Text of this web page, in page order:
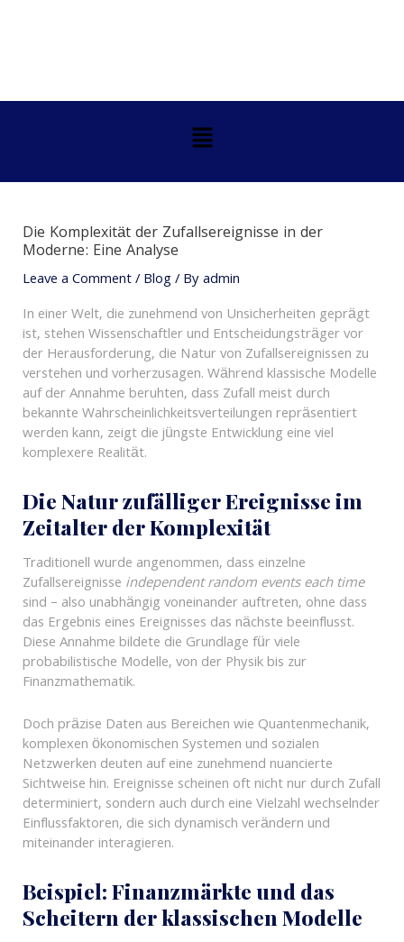
Menu
Die Komplexität der Zufallsereignisse in der
Moderne: Eine Analyse
Leave a Comment/Blog/ Byadmin
In einer Welt, die zunehmend von Unsicherheiten geprägt
ist, stehen Wissenschaftler und Entscheidungsträger vor
der Herausforderung, die Natur von Zufallsereignissen zu
verstehen und vorherzusagen. Während klassische Modelle
auf der Annahme beruhten, dass Zufall meist durch
bekannte Wahrscheinlichkeitsverteilungen repräsentiert
werden kann, zeigt die jüngste Entwicklung eine viel
komplexere Realität.
Die Natur zufälliger Ereignisse im
Zeitalter der Komplexität
Traditionell wurde angenommen, dass einzelne
Zufallsereignisse independent random events each time
sind – also unabhängig voneinander auftreten, ohne dass
das Ergebnis eines Ereignisses das nächste beeinflusst.
Diese Annahme bildete die Grundlage für viele
probabilistische Modelle, von der Physik bis zur
Finanzmathematik.
Doch präzise Daten aus Bereichen wie Quantenmechanik,
komplexen ökonomischen Systemen und sozialen
Netzwerken deuten auf eine zunehmend nuancierte
Sichtweise hin. Ereignisse scheinen oft nicht nur durch Zufall
determiniert, sondern auch durch eine Vielzahl wechselnder
Einflussfaktoren, die sich dynamisch verändern und
miteinander interagieren.
Beispiel: Finanzmärkte und das
Scheitern der klassischen Modelle